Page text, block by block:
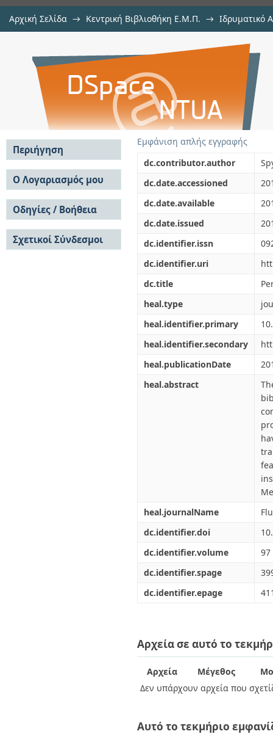
Αρχική Σελίδα → Κεντρική Βιβλιοθήκη Ε.Μ.Π. → Ιδρυματικό
Perceptions of broaching-to:
Εμφάνιση απλής εγγραφής
dc.contributor.author
dc.date.accessioned
dc.date.available
dc.date.issued
dc.identifier.issn
dc.identifier.uri
dc.title
heal.type
heal.identifier.primary
heal.identifier.secondary
heal.publicationDate
heal.abstract
heal.journalName
dc.identifier.doi
dc.identifier.volume
97
dc.identifier.spage
dc.identifier.epage
Αρχεία σε αυτό το
Αρχεία Μέγεθος
Δεν υπάρχουν αρχεία που
Αυτό το τεκμήριο
Περιήγηση
Σε όλο το DSpace
Κοινότητες & Συλλογές
Ανά Ημερομηνία
Έκδοσης
Συγγραφείς
Τίτλοι
Θέματα
Ο Λογαριασμός μου
Σύνδεση
Εγγραφή
Οδηγίες / Βοήθεια
Οδηγίες Υποβολής
Οδηγίες Χρήσης ΙΑ
Συχνές Ερωτήσεις
Σχετικοί Σύνδεσμοι